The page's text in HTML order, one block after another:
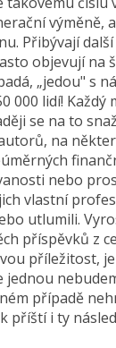
výměně,
Přibývají další
objevují na
„jedou" s
000 lidí! Každý
se na to
na
nebo
vlastní
utlumili.
příspěvků z
příležitost,
jednou
případě
příští i ty